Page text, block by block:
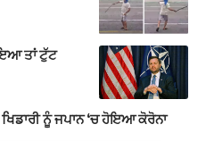
ਤਾਂ ਟੁੱਟ
ਨੂੰ ਜਪਾਨ ‘ਚ ਹੋਇਆ ਕੋਰੋਨਾ